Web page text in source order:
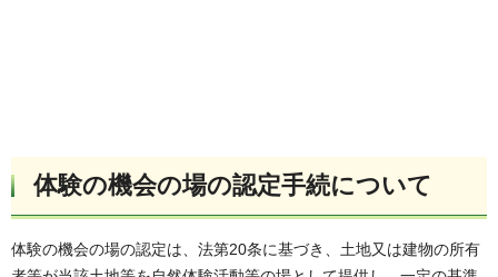
体験の機会の場の認定手続について
体験の機会の場の認定は、法第20条に基づき、土地又は建物の所有